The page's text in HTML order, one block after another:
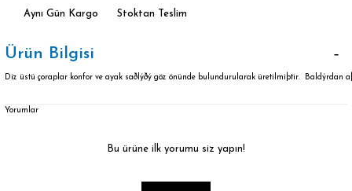
Aynı Gün Kargo Stoktan Teslim
Ürün Bilgisi
Diz üstü çoraplar konfor ve ayak saðlýðý göz önünde bulundurularak üretilmiþtir. Baldýrdan
Yorumlar
Bu ürüne ilk yorumu siz yapın!